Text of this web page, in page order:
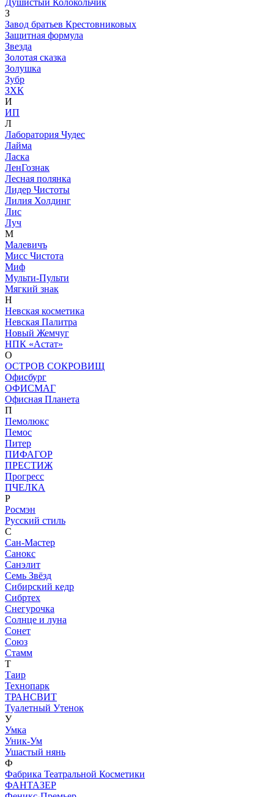
Душистый Колокольчик
З
Завод братьев Крестовниковых
Защитная формула
Звезда
Золотая сказка
Золушка
Зубр
ЗХК
И
ИП
Л
Лаборатория Чудес
Лайма
Ласка
ЛенГознак
Лесная полянка
Лидер Чистоты
Лилия Холдинг
Лис
Луч
М
Малевичъ
Мисс Чистота
Миф
Мульти-Пульти
Мягкий знак
Н
Невская косметика
Невская Палитра
Новый Жемчуг
НПК «Астат»
О
ОСТРОВ СОКРОВИЩ
Офисбург
ОФИСМАГ
Офисная Планета
П
Пемолюкс
Пемос
Питер
ПИФАГОР
ПРЕСТИЖ
Прогресс
ПЧЕЛКА
Р
Росмэн
Русский стиль
С
Сан-Мастер
Санокс
Санэлит
Семь Звёзд
Сибирский кедр
Сибртех
Снегурочка
Солнце и луна
Сонет
Союз
Стамм
Т
Таир
Технопарк
ТРАНСВИТ
Туалетный Утенок
У
Умка
Уник-Ум
Ушастый нянь
Ф
Фабрика Театральной Косметики
ФАНТАЗЕР